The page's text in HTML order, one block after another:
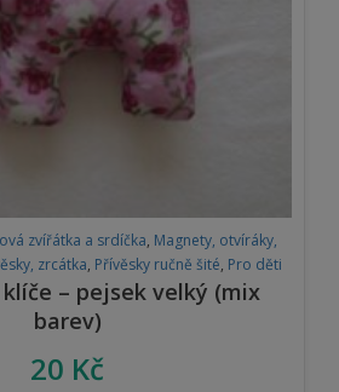
zvířátka a srdíčka, Magnety, otvíráky,
zrcátka, Přívěsky ručně šité, Pro děti
– pejsek velký (mix
barev)
20 Kč